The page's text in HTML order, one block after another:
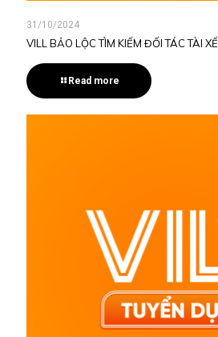
31/10/2024
VILL BẢO LỘC TÌM KIẾM ĐỐI TÁC TÀI XẾ
Read more